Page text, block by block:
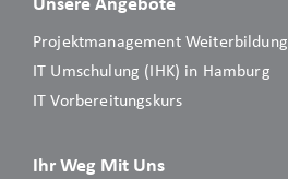
Projektmanagement Weiterbildung
IT Umschulung (IHK) in Hamburg
IT Vorbereitungskurs
Ihr Weg Mit Uns